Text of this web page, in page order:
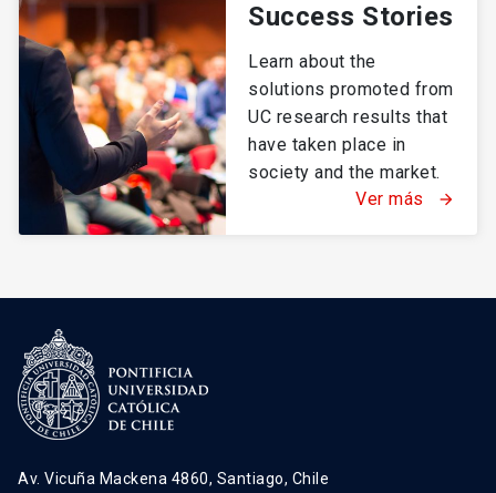
Success Stories
Learn about the
solutions promoted from
UC research results that
have taken place in
society and the market.
Ver más
arrow_forward
Av. Vicuña Mackena 4860, Santiago, Chile